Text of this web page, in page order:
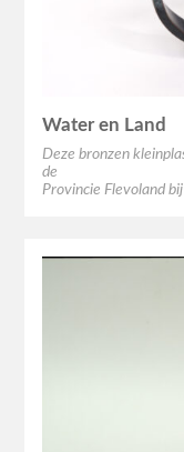
Water en Land
Deze bronzen
de
Provincie Flevoland